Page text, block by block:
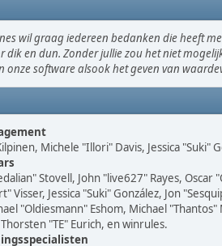
wil graag iedereen bedanken die heeft
dik en dun. Zonder jullie zou het niet
onze software alsook het geven van
Michele "Illori" Davis, Jessica "Suki"
Stovell, John "live627" Rayes,
Visser, Jessica "Suki" González, Jon
"Oldiesmann" Eshom, Michael
"TE" Eurich, en winrules.